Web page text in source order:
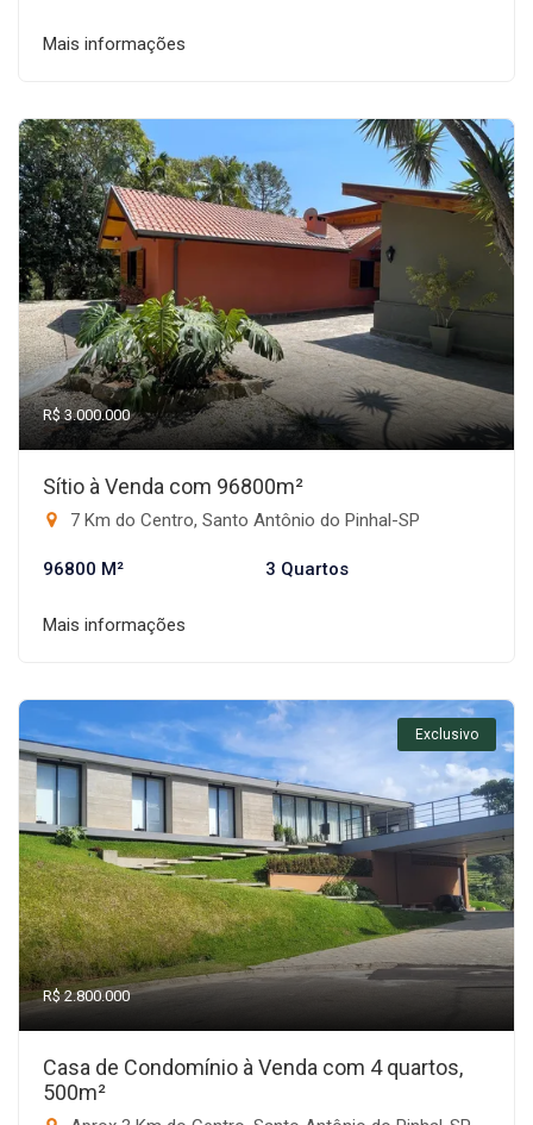
Mais informações
R$ 3.000.000
Sítio à Venda com 96800m²
7 Km do Centro, Santo Antônio do Pinhal-SP
96800 M² 3 Quartos
Mais informações
Exclusivo
R$ 2.800.000
Casa de Condomínio à Venda com 4 quartos,
500m²